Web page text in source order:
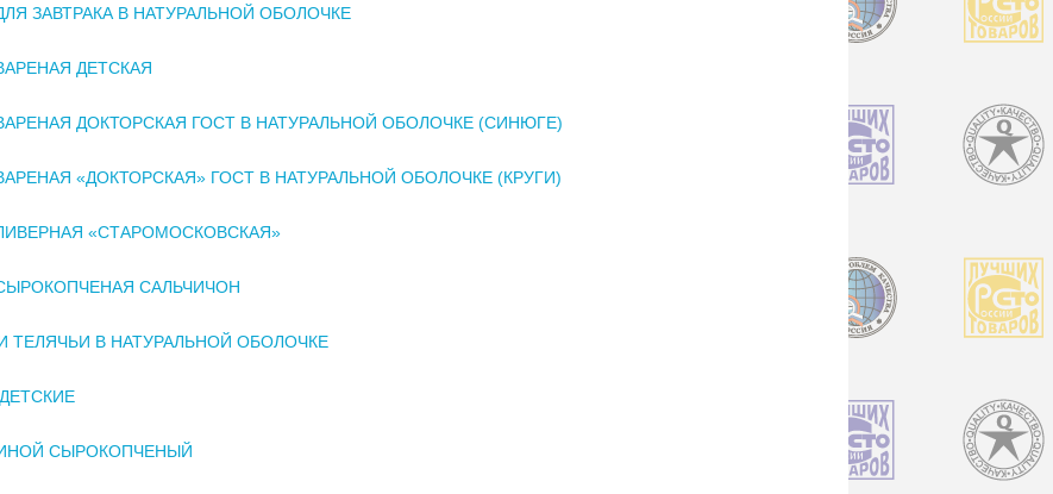
ЗАВТРАКА В НАТУРАЛЬНОЙ ОБОЛОЧКЕ
ДЕТСКАЯ
ДОКТОРСКАЯ ГОСТ В НАТУРАЛЬНОЙ ОБОЛОЧКЕ (СИНЮГЕ)
«ДОКТОРСКАЯ» ГОСТ В НАТУРАЛЬНОЙ ОБОЛОЧКЕ (КРУГИ)
«СТАРОМОСКОВСКАЯ»
САЛЬЧИЧОН
ТЕЛЯЧЬИ В НАТУРАЛЬНОЙ ОБОЛОЧКЕ
СЫРОКОПЧЕНЫЙ